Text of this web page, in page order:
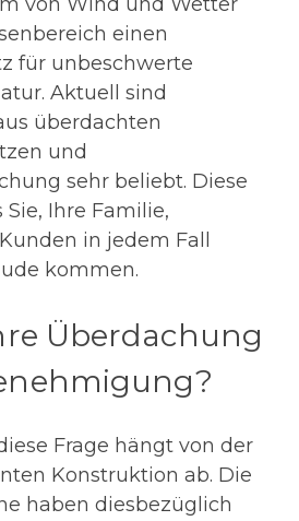
von Wind und Wetter
einen
für unbeschwerte
Aktuell sind
überdachten
und
sehr beliebt. Diese
Ihre Familie,
in jedem Fall
kommen.
Überdachung
Frage hängt von der
Konstruktion ab. Die
haben diesbezüglich